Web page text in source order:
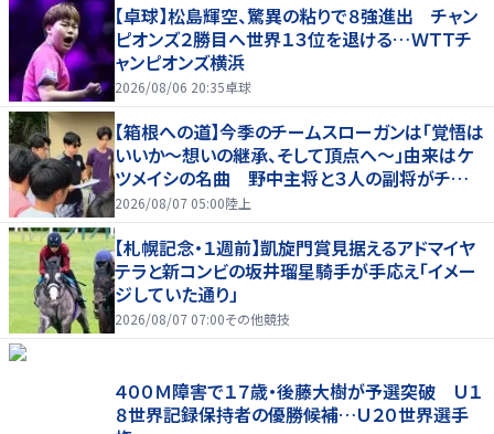
【卓球】松島輝空、驚異の粘りで８強進出 チャン
ピオンズ２勝目へ世界１３位を退ける…ＷＴＴチ
ャンピオンズ横浜
2026/08/06 20:35卓球
【箱根への道】今季のチームスローガンは「覚悟は
いいか～想いの継承、そして頂点へ～」由来はケ
ツメイシの名曲 野中主将と３人の副将がチーム
を引っ張る…夏合宿特集第１弾、国学院大
2026/08/07 05:00陸上
【札幌記念・１週前】凱旋門賞見据えるアドマイヤ
テラと新コンビの坂井瑠星騎手が手応え「イメー
ジしていた通り」
2026/08/07 07:00その他競技
４００Ｍ障害で１７歳・後藤大樹が予選突破 Ｕ１
８世界記録保持者の優勝候補…Ｕ２０世界選手